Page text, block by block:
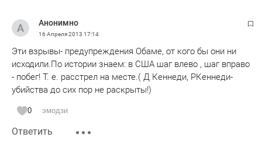
Анонимно
16 Апреля 2013 17:14
Эти взрывы- предупреждения Обаме, от кого бы они ни
исходили.По истории знаем: в США шаг влево , шаг вправо
- побег! Т. е. расстрел на месте.( Д Кеннеди, РКеннеди-
убийства до сих пор не раскрыты!)
0 эмодзи
Ответить